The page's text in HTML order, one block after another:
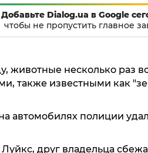
Добавьте Dialog.ua в Google
чтобы не пропустить главное
животные несколько раз
также известными как
автомобилях полиции
Луйкс, друг владельца